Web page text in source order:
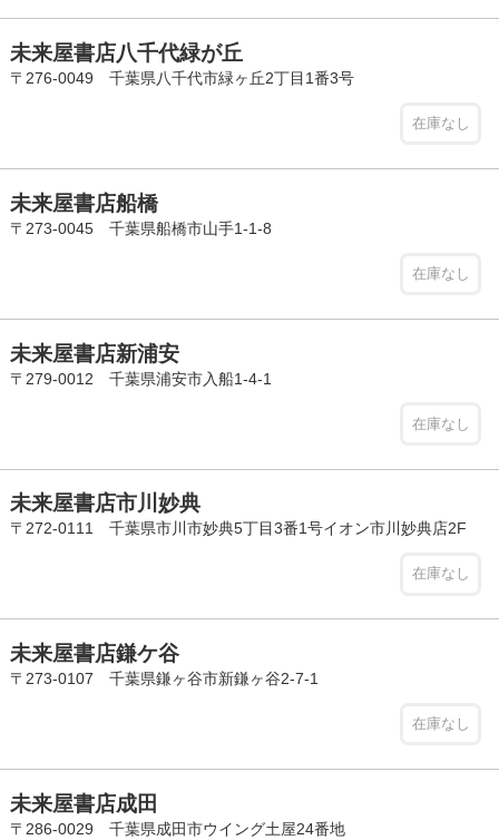
未来屋書店八千代緑が丘
〒276-0049 千葉県八千代市緑ヶ丘2丁目1番3号
在庫なし
未来屋書店船橋
〒273-0045 千葉県船橋市山手1-1-8
在庫なし
未来屋書店新浦安
〒279-0012 千葉県浦安市入船1-4-1
在庫なし
未来屋書店市川妙典
〒272-0111 千葉県市川市妙典5丁目3番1号イオン市川妙典店2F
在庫なし
未来屋書店鎌ケ谷
〒273-0107 千葉県鎌ヶ谷市新鎌ヶ谷2-7-1
在庫なし
未来屋書店成田
〒286-0029 千葉県成田市ウイング土屋24番地